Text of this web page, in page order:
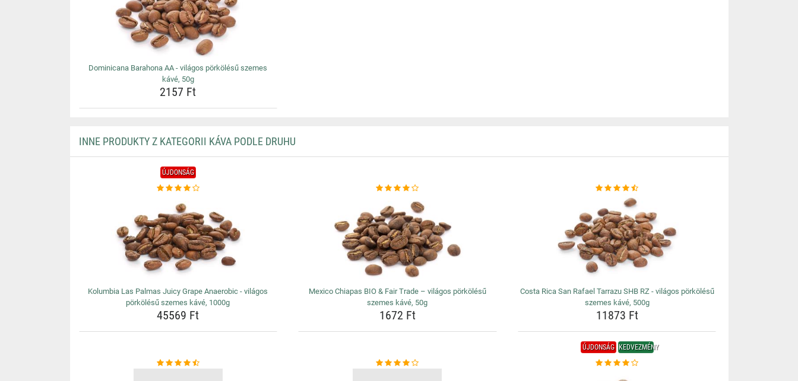
Dominicana Barahona AA - világos pörkölésű szemes
kávé, 50g
2157 Ft
INNE PRODUKTY Z KATEGORII KÁVA PODLE DRUHU
ÚJDONSÁG
Kolumbia Las Palmas Juicy Grape Anaerobic - világos
pörkölésű szemes kávé, 1000g
45569 Ft
Mexico Chiapas BIO & Fair Trade – világos pörkölésű
szemes kávé, 50g
1672 Ft
Costa Rica San Rafael Tarrazu SHB RZ - világos pörkölésű
szemes kávé, 500g
11873 Ft
ÚJDONSÁG KEDVEZMÉNY